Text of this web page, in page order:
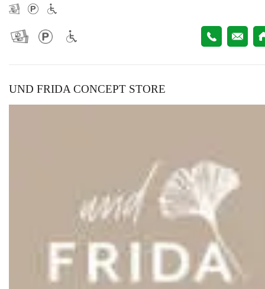
UND FRIDA CONCEPT STORE